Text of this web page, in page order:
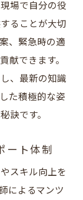
場で自分の役
ることが大切
、緊急時の適
献できます。
、最新の知識
た積極的な姿
訣です。
ート体制
スキル向上を
によるマンツ